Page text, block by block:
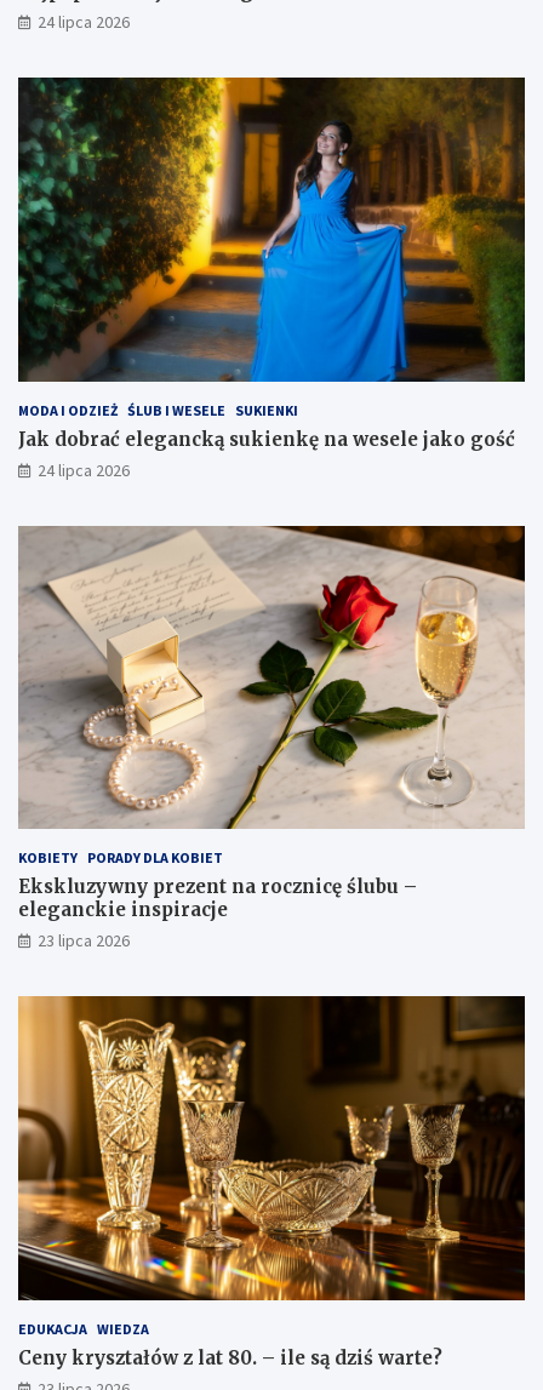
24 lipca 2026
MODA I ODZIEŻ ŚLUB I WESELE SUKIENKI
Jak dobrać elegancką sukienkę na wesele jako gość
24 lipca 2026
KOBIETY PORADY DLA KOBIET
Ekskluzywny prezent na rocznicę ślubu –
eleganckie inspiracje
23 lipca 2026
EDUKACJA WIEDZA
Ceny kryształów z lat 80. – ile są dziś warte?